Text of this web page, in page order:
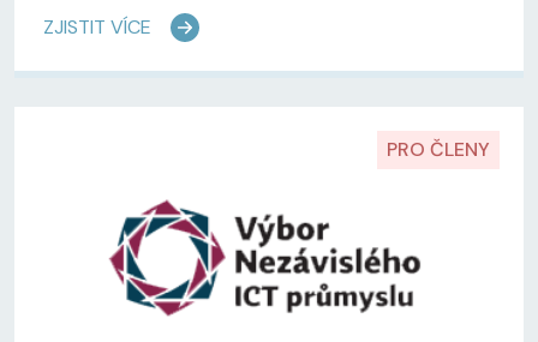
ZJISTIT VÍCE
PRO ČLENY